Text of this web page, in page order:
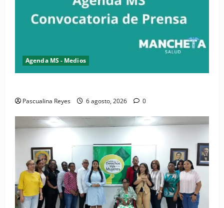
Agenda MS - Medios
Pascualina Reyes 6 agosto, 2026 0